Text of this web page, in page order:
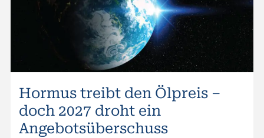
Hormus treibt den Ölpreis –
doch 2027 droht ein
Angebotsüberschuss